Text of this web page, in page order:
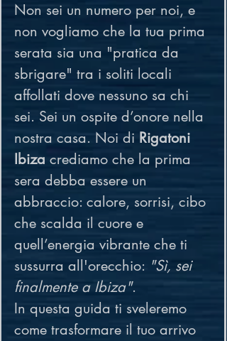
Non sei un numero per noi, e
non vogliamo che la tua prima
serata sia una "pratica da
sbrigare" tra i soliti locali
affollati dove nessuno sa chi
sei. Sei un ospite d’onore nella
nostra casa. Noi di Rigatoni
Ibiza crediamo che la prima
sera debba essere un
abbraccio: calore, sorrisi, cibo
che scalda il cuore e
quell’energia vibrante che ti
sussurra all'orecchio: "Sì, sei
finalmente a Ibiza".
In questa guida ti sveleremo
come trasformare il tuo arrivo